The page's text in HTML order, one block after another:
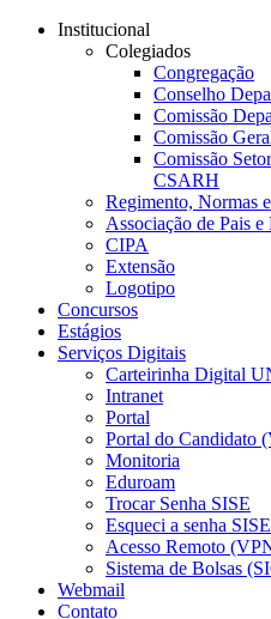
Conteúdo principal
Institucional
Colegiados
Congregação
Conselho
Comissão
Comissão
Comissão
CSARH
Regimento, Normas
Associação de Pais
CIPA
Extensão
Logotipo
Concursos
Estágios
Serviços Digitais
Carteirinha Digital
Intranet
Portal
Portal do Candidato
Monitoria
Eduroam
Trocar Senha SISE
Esqueci a senha SISE
Acesso Remoto
Sistema de Bolsas
Webmail
Contato